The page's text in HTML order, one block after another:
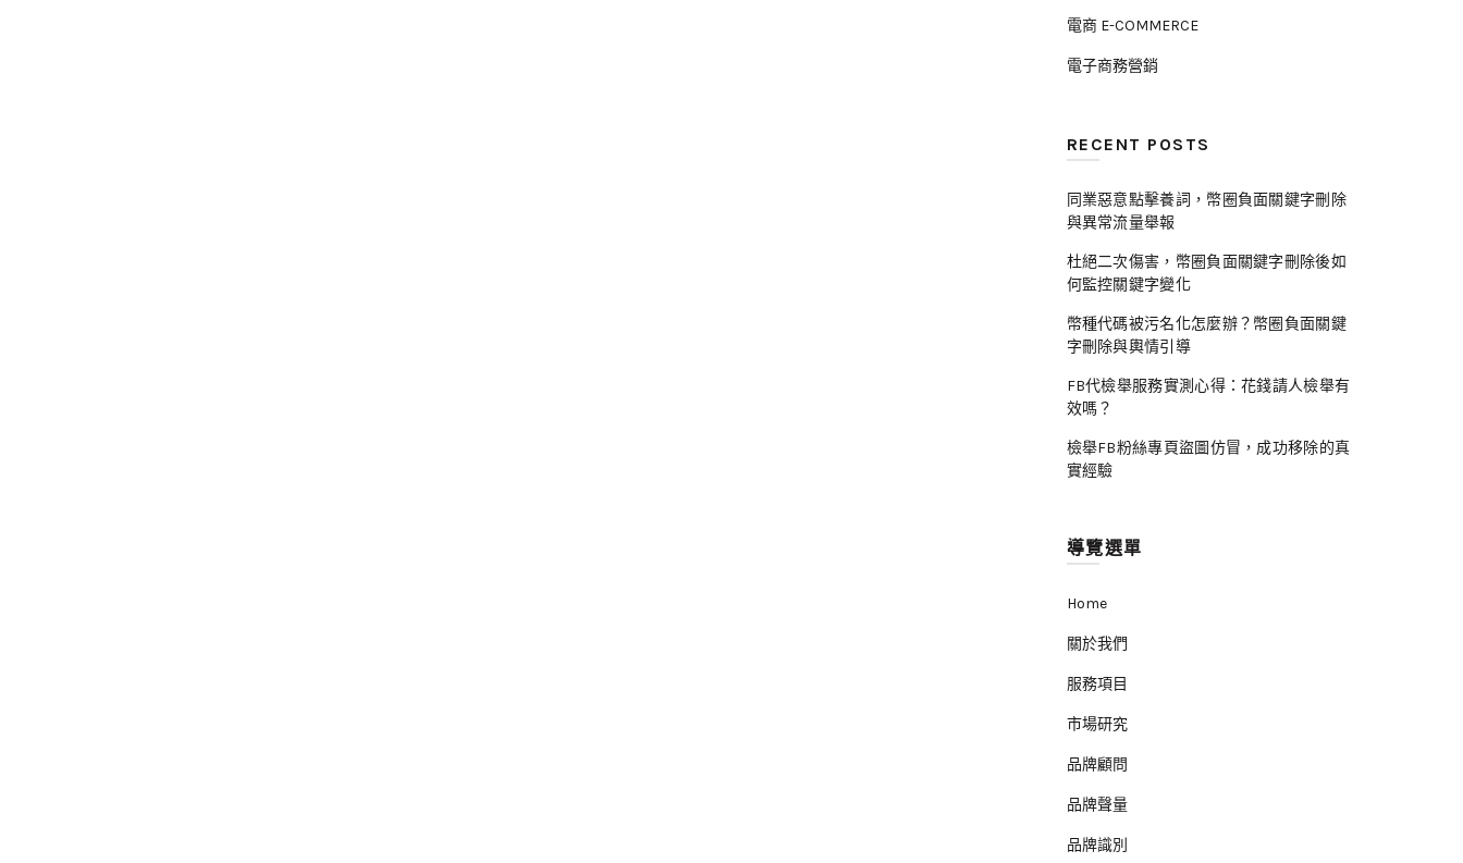
電商 E-COMMERCE
電子商務營銷
RECENT POSTS
同業惡意點擊養詞，幣圈負面關鍵字刪除
與異常流量舉報
杜絕二次傷害，幣圈負面關鍵字刪除後如
何監控關鍵字變化
幣種代碼被污名化怎麼辦？幣圈負面關鍵
字刪除與輿情引導
FB代檢舉服務實測心得：花錢請人檢舉有
效嗎？
檢舉FB粉絲專頁盜圖仿冒，成功移除的真
實經驗
導覽選單
Home
關於我們
服務項目
市場研究
品牌顧問
品牌聲量
品牌識別